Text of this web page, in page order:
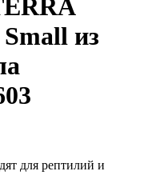
из
для рептилий и